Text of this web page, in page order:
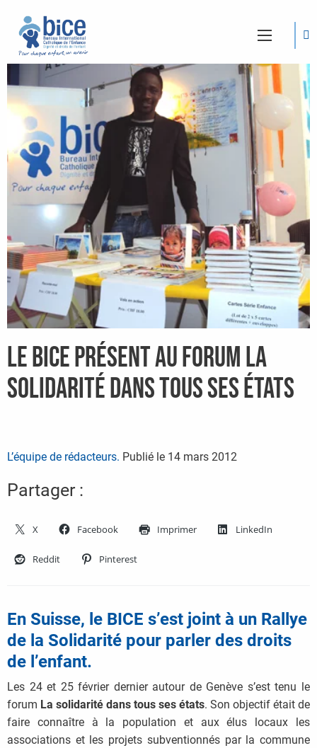
Le BICE présent au Forum La
solidarité dans tous ses états
L’équipe de rédacteurs. Publié le 14 mars 2012
Partager :
X Facebook Imprimer LinkedIn
Reddit Pinterest
En Suisse, le BICE s’est joint à un Rallye
de la Solidarité pour parler des droits
de l’enfant.
Les 24 et 25 février dernier autour de Genève s’est tenu le
forum La solidarité dans tous ses états. Son objectif était de
faire connaître à la population et aux élus locaux les
associations et les projets subventionnés par la commune